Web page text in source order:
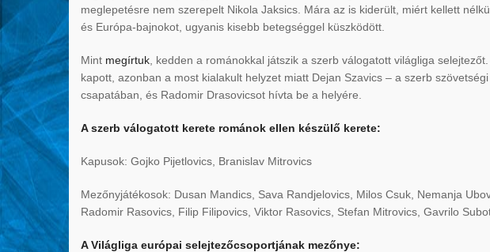
meglepetésre nem szerepelt Nikola Jaksics. Mára az is kiderült, miért kellett
és Európa-bajnokot, ugyanis kisebb betegséggel küszködött.
Mint megírtuk , kedden a románokkal játszik a szerb válogatott világliga
kapott, azonban a most kialakult helyzet miatt Dejan Szavics – a szerb
csapatában, és Radomir Drasovicsot hívta be a helyére.
A szerb válogatott kerete románok ellen készülő kerete:
Kapusok: Gojko Pijetlovics, Branislav Mitrovics
Mezőnyjátékosok: Dusan Mandics, Sava Randjelovics, Milos Csuk, Nemanja
Radomir Rasovics, Filip Filipovics, Viktor Rasovics, Stefan Mitrovics, Gavrilo
A Világliga európai selejtezőcsoportjának mezőnye: